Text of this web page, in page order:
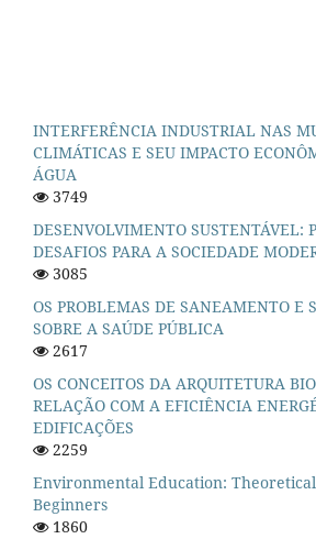
INTERFERÊNCIA INDUSTRIAL NAS
CLIMÁTICAS E SEU IMPACTO
ÁGUA
3749
DESENVOLVIMENTO SUSTENTÁVEL:
DESAFIOS PARA A SOCIEDADE
3085
OS PROBLEMAS DE SANEAMENTO E
SOBRE A SAÚDE PÚBLICA
2617
OS CONCEITOS DA ARQUITETURA
RELAÇÃO COM A EFICIÊNCIA
EDIFICAÇÕES
2259
Environmental Education:
Beginners
1860